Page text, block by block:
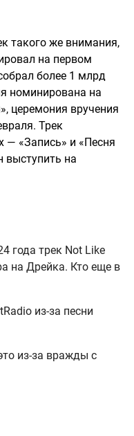
такого же внимания,
на первом
более 1 млрд
номинирована на
церемония вручения
Трек
— «Запись» и «Песня
выступить на
года трек Not Like
на Дрейка. Кто еще в
из-за песни
из-за вражды с